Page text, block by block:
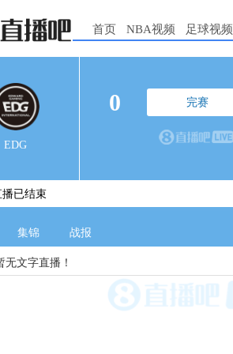
首页 NBA视频 足球视频
EDG
0 完赛
已结束
集锦 战报
无文字直播！